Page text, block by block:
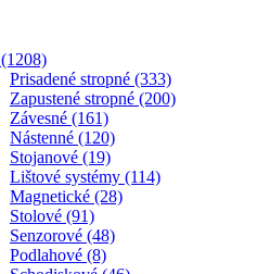
(1208)
Prisadené stropné (333)
Zapustené stropné (200)
Závesné (161)
Nástenné (120)
Stojanové (19)
Lištové systémy (114)
Magnetické (28)
Stolové (91)
Senzorové (48)
Podlahové (8)